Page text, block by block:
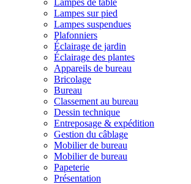
Lampes de table
Lampes sur pied
Lampes suspendues
Plafonniers
Éclairage de jardin
Éclairage des plantes
Appareils de bureau
Bricolage
Bureau
Classement au bureau
Dessin technique
Entreposage & expédition
Gestion du câblage
Mobilier de bureau
Mobilier de bureau
Papeterie
Présentation